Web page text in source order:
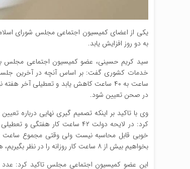
به دو روز افزایش یابد.
ساعت به ۴۰ ساعت کاهش یابد و تعطیلی
در صحن تعیین شود.
وی با تاکید بر اینکه تصمیم گیری نهایی درباره
بخواهیم بیش از ۸ ساعت کار روزانه را در نظر بگیریم، هم عملی نیست هم اینکه قانون به خوبی اجرا نمی‌شود.